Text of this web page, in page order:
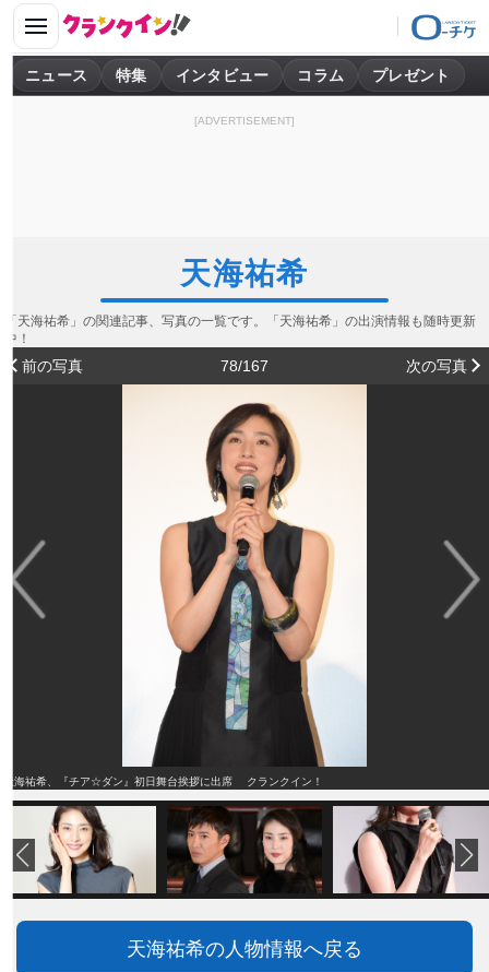
ニュース 特集 インタビュー コラム プレゼント
[ADVERTISEMENT]
天海祐希
「天海祐希」の関連記事、写真の一覧です。「天海祐希」の出演情報も随時更新
中！
前の写真 78/167 次の写真
天海祐希、『チア☆ダン』初日舞台挨拶に出席 クランクイン！
天海祐希の人物情報へ戻る